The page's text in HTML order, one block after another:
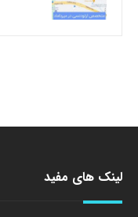
لینک های مفید